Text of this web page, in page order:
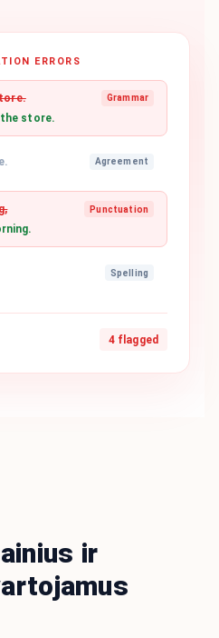
ERRORS
Grammar
store.
Agreement
Punctuation
Spelling
4 flagged
ir